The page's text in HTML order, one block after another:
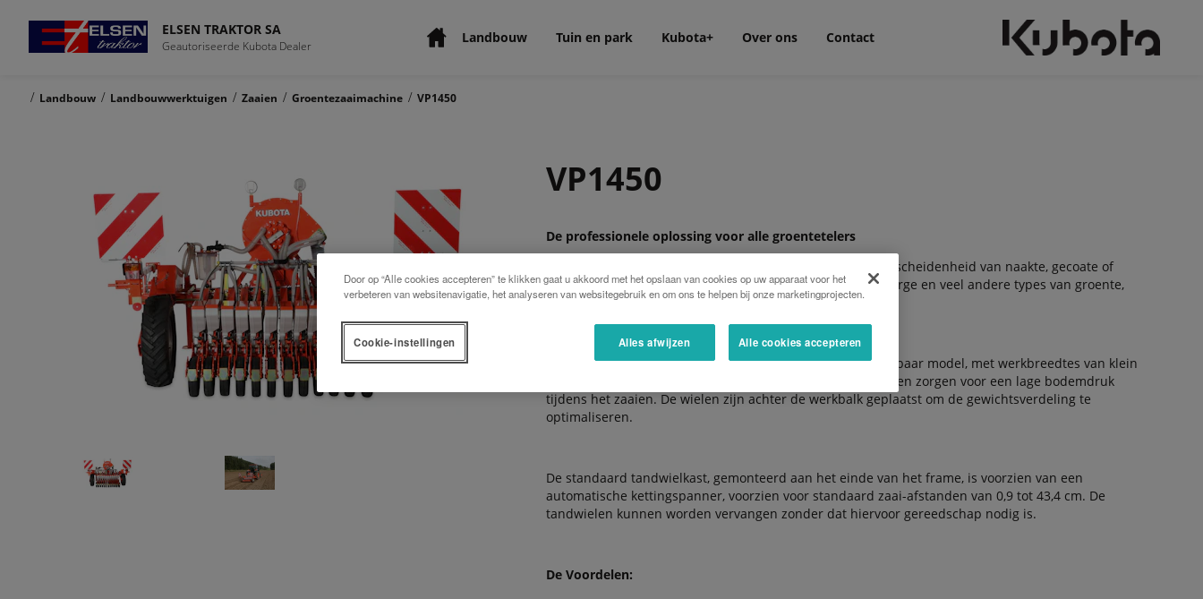
ELSEN TRAKTOR SA
Geautoriseerde Kubota Dealer Landbouw Tuin en park Kubota+ Over ons Contact
/ Landbouw / Landbouwwerktuigen / Zaaien / Groentezaaimachine / VP1450
VP1450
De professionele oplossing voor alle groentetelers
De pneumatische precisie zaaimachine voor een grote verscheidenheid van naakte, gecoate of
gepilleerde zaden als, ui, kool, spinazie, wortel, witlof, asperge en veel andere types van groente,
evenals geneeskrachtige kruiden, bloemen en bomen.
Beschikbaar als star of als een parallel hydraulisch opklapbaar model, met werkbreedtes van klein
tot groot: 2 tot 6,5 m. De 7.00-12AS banden zijn standaard en zorgen voor een lage bodemdruk
tijdens het zaaien. De wielen zijn achter de werkbalk geplaatst om de gewichtsverdeling te
optimaliseren.
De standaard tandwielkast, gemonteerd aan het einde van het frame, is voorzien van een
automatische kettingspanner, voorzien voor standaard zaai-afstanden van 0,9 tot 43,4 cm. De
tandwielen kunnen worden vervangen zonder dat hiervoor gereedschap nodig is.
De Voordelen:
Door op “Alle cookies accepteren” te klikken gaat u akkoord met het opslaan van cookies op uw apparaat voor het
verbeteren van websitenavigatie, het analyseren van websitegebruik en om ons te helpen bij onze marketingprojecten.
Alles afwijzen Alle cookies accepteren
Cookie-instellingen